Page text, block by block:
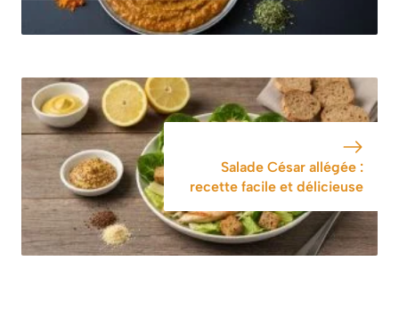
Salade César allégée :
recette facile et délicieuse